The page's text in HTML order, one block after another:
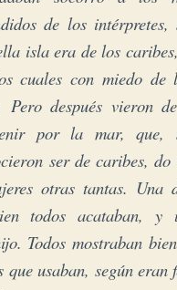
de los
isla era de los
cuales con miedo de
Pero después vieron
por la mar, que,
ser de caribes, do
otras tantas. Una
todos acataban, y
Todos mostraban
que usaban, según eran